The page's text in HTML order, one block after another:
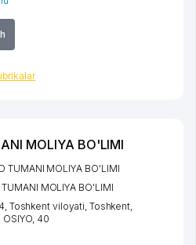
MOLIYA BO'LIMI
TUMANI MOLIYA BO'LIMI
MOLIYA BO'LIMI
Toshkent viloyati Toshkent
, 40